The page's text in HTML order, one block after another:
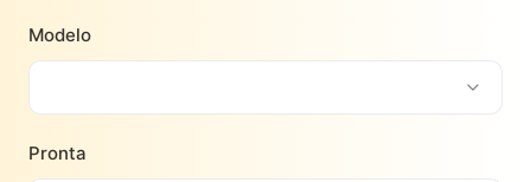
Modelo
Pronta